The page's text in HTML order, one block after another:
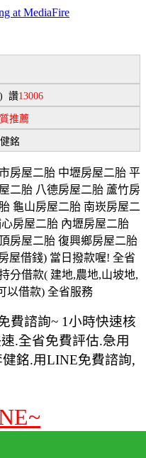
讚13006
推薦
銘
房屋二胎 中壢房屋二胎 平
二胎 八德房屋二胎 蘆竹房
龜山房屋二胎 南崁房屋二
房屋二胎 內壢房屋二胎
房屋二胎 復興鄉房屋二胎
屋借錢) 當日撥款喔! 全省
分借款( 建地,農地,山坡地,
以借款) 全省服務
費諮詢~ 1小時快速核
.全省免費評估.急用
銘.用LINE免費諮詢,